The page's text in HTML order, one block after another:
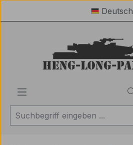
Zum Hauptinhalt springenDeutsch